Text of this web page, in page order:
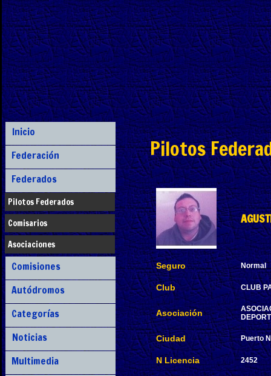
Inicio
Federación
Federados
Pilotos Federados
Comisarios
Asociaciones
Comisiones
Autódromos
Categorías
Noticias
Multimedia
Pilotos
Seguro Normal
Club CLUB
Asociación
Ciudad Puerto
N Licencia 2452